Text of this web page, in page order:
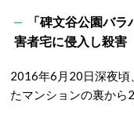
「碑文谷公園バ
害者宅に侵入し殺害
2016年6月20日深夜頃
たマンションの裏から